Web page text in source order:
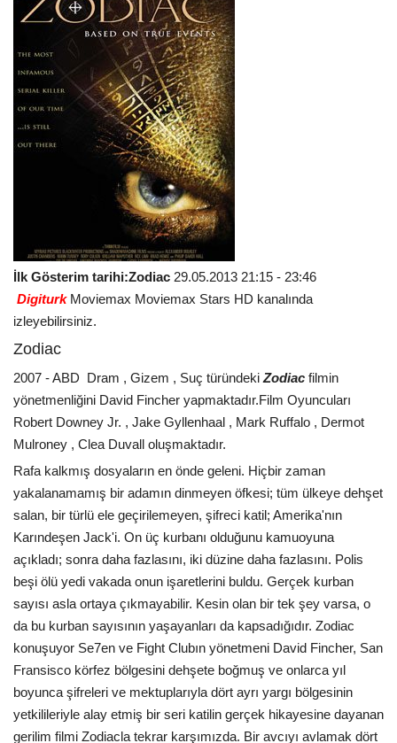
İlk Gösterim tarihi:Zodiac 29.05.2013 21:15 - 23:46
Digiturk Moviemax Moviemax Stars HD kanalında
izleyebilirsiniz.
Zodiac
2007 - ABD Dram , Gizem , Suç türündeki Zodiac filmin
yönetmenliğini David Fincher yapmaktadır.Film Oyuncuları
Robert Downey Jr. , Jake Gyllenhaal , Mark Ruffalo , Dermot
Mulroney , Clea Duvall oluşmaktadır.
Rafa kalkmış dosyaların en önde geleni. Hiçbir zaman
yakalanamamış bir adamın dinmeyen öfkesi; tüm ülkeye dehşet
salan, bir türlü ele geçirilemeyen, şifreci katil; Amerika'nın
Karındeşen Jack'i. On üç kurbanı olduğunu kamuoyuna
açıkladı; sonra daha fazlasını, iki düzine daha fazlasını. Polis
beşi ölü yedi vakada onun işaretlerini buldu. Gerçek kurban
sayısı asla ortaya çıkmayabilir. Kesin olan bir tek şey varsa, o
da bu kurban sayısının yaşayanları da kapsadığıdır. Zodiac
konuşuyor Se7en ve Fight Clubın yönetmeni David Fincher, San
Fransisco körfez bölgesini dehşete boğmuş ve onlarca yıl
boyunca şifreleri ve mektuplarıyla dört ayrı yargı bölgesinin
yetkilileriyle alay etmiş bir seri katilin gerçek hikayesine dayanan
gerilim filmi Zodiacla tekrar karşımızda. Bir avcıyı avlamak dört